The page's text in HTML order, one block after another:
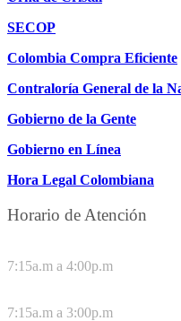
SECOP
Colombia Compra Eficiente
Contraloría General de la
Gobierno de la Gente
Gobierno en Línea
Hora Legal Colombiana
Horario de Atención
7:15a.m a 4:00p.m
7:15a.m a 3:00p.m